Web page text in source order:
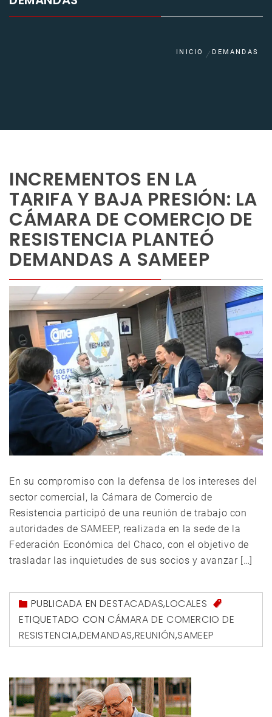
INICIO DEMANDAS
INCREMENTOS EN LA
TARIFA Y BAJA PRESIÓN: LA
CÁMARA DE COMERCIO DE
RESISTENCIA PLANTEÓ
DEMANDAS A SAMEEP
En su compromiso con la defensa de los intereses del
sector comercial, la Cámara de Comercio de
Resistencia participó de una reunión de trabajo con
autoridades de SAMEEP, realizada en la sede de la
Federación Económica del Chaco, con el objetivo de
trasladar las inquietudes de sus socios y avanzar […]
PUBLICADA ENDESTACADAS,LOCALES
ETIQUETADO CON CÁMARA DE COMERCIO DE
RESISTENCIA,DEMANDAS,REUNIÓN,SAMEEP